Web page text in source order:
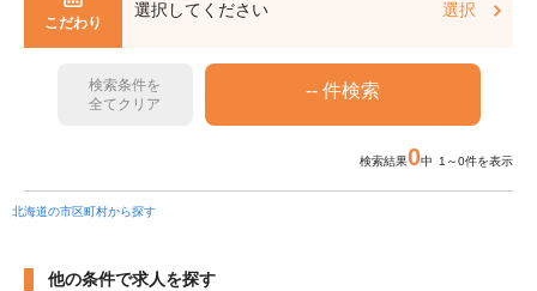
こだわり
選択してください 選択
検索条件を
全てクリア
検索結果0中 1～0件を表示
北海道の市区町村から探す
他の条件で求人を探す